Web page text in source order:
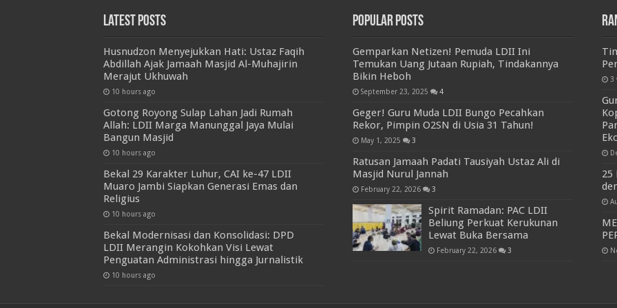
Latest Posts
Husnudzon Menyejukkan Hati: Ustaz Faqih
Abdillah Ajak Jamaah Masjid Al-Muhajirin
Merajut Ukhuwah
10 hours ago
Gotong Royong Sulap Lahan Jadi Rumah
Allah: LDII Marga Manunggal Jaya Mulai
Bangun Masjid
10 hours ago
Bekal 29 Karakter Luhur, CAI ke-47 LDII
Muaro Jambi Siapkan Generasi Emas dan
Religius
10 hours ago
Bekal Modernisasi dan Konsolidasi: DPD
LDII Merangin Kokohkan Visi Lewat
Penguatan Administrasi hingga Jurnalistik
10 hours ago
Popular Posts
Gemparkan Netizen! Pemuda LDII Ini
Temukan Uang Jutaan Rupiah, Tindakannya
Bikin Heboh
September 23, 2025 4
Geger! Guru Muda LDII Bungo Pecahkan
Rekor, Pimpin O2SN di Usia 31 Tahun!
May 1, 2025 3
Ratusan Jamaah Padati Tausiyah Ustaz Ali di
Masjid Nurul Jannah
February 22, 2026 3
Spirit Ramadan: PAC LDII
Beliung Perkuat Kerukunan
Lewat Buka Bersama
February 22, 2026 3
3
25